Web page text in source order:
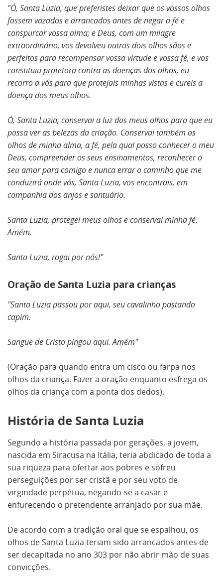
"Ó, Santa Luzia, que preferistes deixar que os vossos olhos
fossem vazados e arrancados antes de negar a fé e
conspurcar vossa alma; e Deus, com um milagre
extraordinário, vos devolveu outros dois olhos sãos e
perfeitos para recompensar vossa virtude e vossa fé, e vos
constituiu protetora contra as doenças dos olhos, eu
recorro a vós para que protejais minhas vistas e cureis a
doença dos meus olhos.
Ó, Santa Luzia, conservai a luz dos meus olhos para que eu
possa ver as belezas da criação. Conservai também os
olhos de minha alma, a fé, pela qual posso conhecer o meu
Deus, compreender os seus ensinamentos, reconhecer o
seu amor para comigo e nunca errar o caminho que me
conduzirá onde vós, Santa Luzia, vos encontrais, em
companhia dos anjos e santuário.
Santa Luzia, protegei meus olhos e conservai minha fé.
Amém.
Santa Luzia, rogai por nós!"
Oração de Santa Luzia para crianças
"Santa Luzia passou por aqui, seu cavalinho pastando
capim.
Sangue de Cristo pingou aqui. Amém"
(Oração para quando entra um cisco ou farpa nos
olhos da criança. Fazer a oração enquanto esfrega os
olhos da criança com a ponta dos dedos).
História de Santa Luzia
Segundo a história passada por gerações, a jovem,
nascida em Siracusa na Itália, teria abdicado de toda a
sua riqueza para ofertar aos pobres e sofreu
perseguições por ser cristã e por seu voto de
virgindade perpétua, negando-se a casar e
enfurecendo o pretendente arranjado por sua mãe.
De acordo com a tradição oral que se espalhou, os
olhos de Santa Luzia teriam sido arrancados antes de
ser decapitada no ano 303 por não abrir mão de suas
convicções.